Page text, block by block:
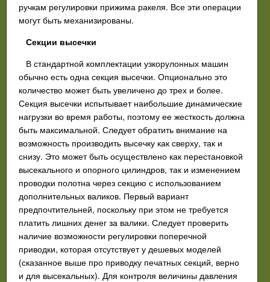
ручкам регулировки прижима ракеля. Все эти операции
могут быть механизированы.
Секции высечки
В стандартной комплектации узкорулонных машин
обычно есть одна секция высечки. Опционально это
количество может быть увеличено до трех и более.
Секция высечки испытывает наибольшие динамические
нагрузки во время работы, поэтому ее жесткость должна
быть максимальной. Следует обратить внимание на
возможность производить высечку как сверху, так и
снизу. Это может быть осуществлено как перестановкой
высекального и опорного цилиндров, так и изменением
проводки полотна через секцию с использованием
дополнительных валиков. Первый вариант
предпочтительней, поскольку при этом не требуется
платить лишних денег за валики. Следует проверить
наличие возможности регулировки поперечной
приводки, которая отсутствует у дешевых моделей
(сказанное выше про приводку печатных секций, верно
и для высекальных). Для контроля величины давления